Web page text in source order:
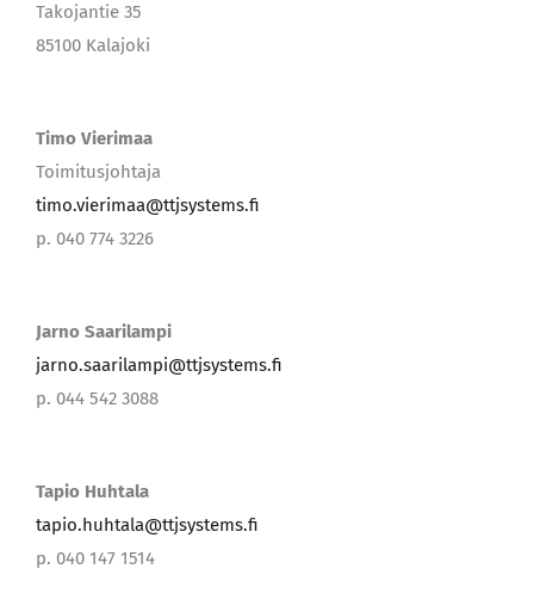
Takojantie 35
85100 Kalajoki
Timo Vierimaa
Toimitusjohtaja
timo.vierimaa@ttjsystems.fi
p. 040 774 3226
Jarno Saarilampi
jarno.saarilampi@ttjsystems.fi
p. 044 542 3088
Tapio Huhtala
tapio.huhtala@ttjsystems.fi
p. 040 147 1514